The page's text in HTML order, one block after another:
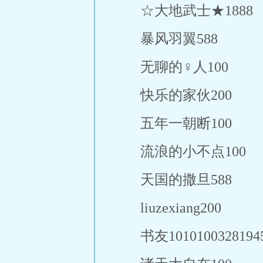
☆大地武士★1888
暴风羽翼588
无聊的♀人100
快乐的家伙200
五年一朝断100
流浪的小不点100
天国的撒旦588
liuzexiang200
书友